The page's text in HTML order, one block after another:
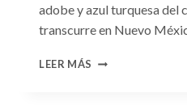
adobe y azul turquesa del
transcurre en Nuevo
LEER MÁS CONSULTA